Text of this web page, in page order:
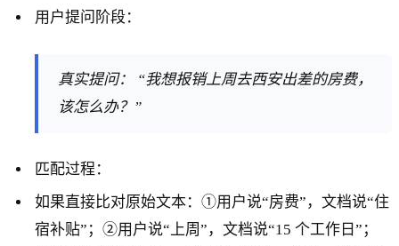
用户提问阶段：
真实提问： “我想报销上周去西安出差的房费，
该怎么办？”
匹配过程：
如果直接比对原始文本：①用户说“房费”，文档说“住
宿补贴”；②用户说“上周”，文档说“15 个工作日”；